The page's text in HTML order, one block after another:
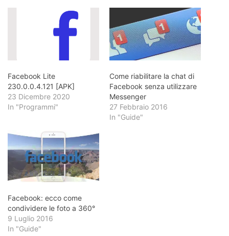
Facebook Lite
230.0.0.4.121 [APK]
23 Dicembre 2020
In "Programmi"
Come riabilitare la chat di
Facebook senza utilizzare
Messenger
27 Febbraio 2016
In "Guide"
Facebook: ecco come
condividere le foto a 360°
9 Luglio 2016
In "Guide"